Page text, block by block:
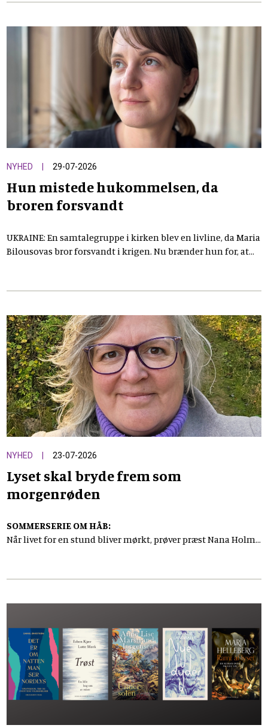
igen
NYHED 29-07-2026
Hun mistede hukommelsen, da
broren forsvandt
UKRAINE: En samtalegruppe i kirken blev en livline, da Maria
Bilousovas bror forsvandt i krigen. Nu brænder hun for, at
NYHED 23-07-2026
Lyset skal bryde frem som
morgenrøden
SOMMERSERIE OM HÅB:
Når livet for en stund bliver mørkt, prøver præst Nana Holm
det lys, der stadig kan bryde frem.